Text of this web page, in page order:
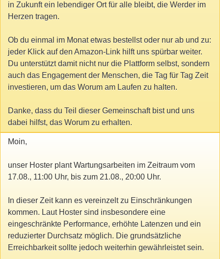
in Zukunft ein lebendiger Ort für alle bleibt, die Werder im
Herzen tragen.
Ob du einmal im Monat etwas bestellst oder nur ab und zu:
jeder Klick auf den Amazon-Link hilft uns spürbar weiter.
Du unterstützt damit nicht nur die Plattform selbst, sondern
auch das Engagement der Menschen, die Tag für Tag Zeit
investieren, um das Worum am Laufen zu halten.
Danke, dass du Teil dieser Gemeinschaft bist und uns
dabei hilfst, das Worum zu erhalten.
Moin,
unser Hoster plant Wartungsarbeiten im Zeitraum vom
17.08., 11:00 Uhr, bis zum 21.08., 20:00 Uhr.
In dieser Zeit kann es vereinzelt zu Einschränkungen
kommen. Laut Hoster sind insbesondere eine
eingeschränkte Performance, erhöhte Latenzen und ein
reduzierter Durchsatz möglich. Die grundsätzliche
Erreichbarkeit sollte jedoch weiterhin gewährleistet sein.